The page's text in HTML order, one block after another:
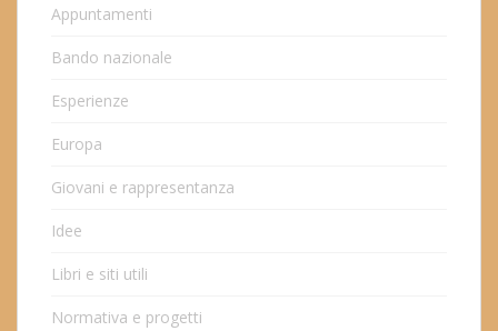
Appuntamenti
Bando nazionale
Esperienze
Europa
Giovani e rappresentanza
Idee
Libri e siti utili
Normativa e progetti